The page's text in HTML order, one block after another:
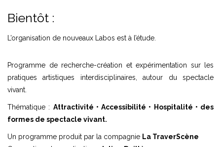
Bientôt :
L’organisation de nouveaux Labos est à l’étude.
Programme de recherche-création et expérimentation sur les
pratiques artistiques interdisciplinaires, autour du spectacle
vivant.
Thématique : Attractivité • Accessibilité • Hospitalité • des
formes de spectacle vivant.
Un programme produit par la compagnie La TraverScène